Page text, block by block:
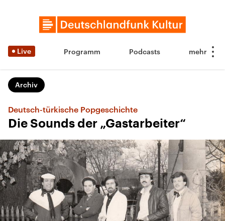
Live Programm Podcasts
Archiv
Deutsch-türkische Popgeschichte
Die Sounds der „Gastarbeiter“